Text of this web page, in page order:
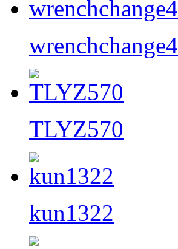
wrenchchange4
TLYZ570
kun1322